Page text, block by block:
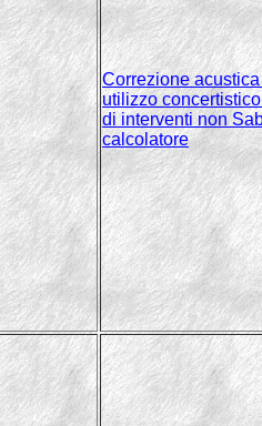
Correzione
utilizzo
di interventi non
calcolatore